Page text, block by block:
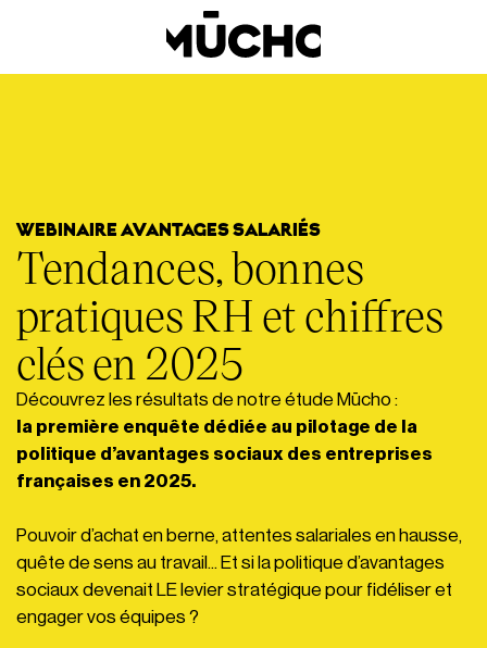
WEBINAIRE AVANTAGES SALARIÉS
Tendances, bonnes
pratiques RH et chiffres
clés en 2025
Découvrez les résultats de notre étude Mūcho :
la première enquête dédiée au pilotage de la
politique d’avantages sociaux des entreprises
françaises en 2025.
Pouvoir d’achat en berne, attentes salariales en hausse,
quête de sens au travail... Et si la politique d’avantages
sociaux devenait LE levier stratégique pour fidéliser et
engager vos équipes ?